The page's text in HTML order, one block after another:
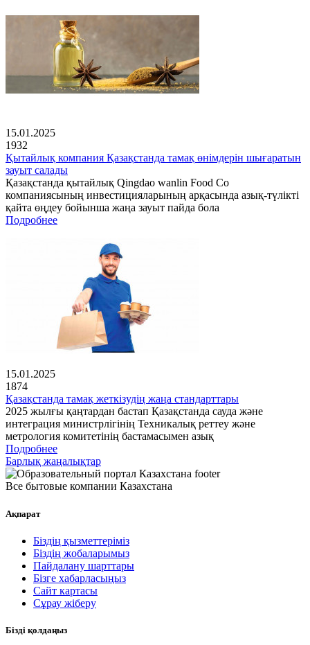
15.01.2025
1932
Қытайлық компания Қазақстанда тамақ өнімдерін шығаратын
зауыт салады
Қазақстанда қытайлық Qingdao wanlin Food Co
компаниясының инвестицияларының арқасында азық-түлікті
қайта өңдеу бойынша жаңа зауыт пайда бола
Подробнее
15.01.2025
1874
Қазақстанда тамақ жеткізудің жаңа стандарттары
2025 жылғы қаңтардан бастап Қазақстанда сауда және
интеграция министрлігінің Техникалық реттеу және
метрология комитетінің бастамасымен азық
Подробнее
Барлық жаңалықтар
Все бытовые компании Казахстана
Ақпарат
Біздің қызметтеріміз
Біздің жобаларымыз
Пайдалану шарттары
Бізге хабарласыңыз
Сайт картасы
Сұрау жіберу
Бізді қолдаңыз